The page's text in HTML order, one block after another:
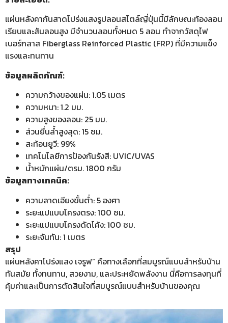
แผ่นหลังคากันสาดโปร่งแสงรูปลอนสไตล์ญี่ปุ่นนี้มีลักษณะท้องลอน
เรียบและสันลอนสูง มีจำนวนลอนทั้งหมด 5 ลอน ทำจากวัสดุไฟ
เบอร์กลาส Fiberglass Reinforced Plastic (FRP) ที่มีความแข็ง
แรงและทนทาน
ข้อมูลผลิตภัณฑ์:
ความกว้างของแผ่น: 1.05 เมตร
ความหนา: 1.2 มม.
ความสูงของลอน: 25 มม.
ส่วนยื่นล้ำสูงสุด: 15 ซม.
สะท้อนยูวี: 99%
เทคโนโลยีการป้องกันรังสี: UVIC/UVAS
น้ำหนักแผ่น/ตรม. 1800 กรัม
ข้อมูลทางเทคนิค:
ความลาดเอียงขั้นต่ำ: 5 องศา
ระยะแปแบบโครงตรง: 100 ซม.
ระยะแปแบบโครงดัดโค้ง: 100 ซม.
ระยะจันทัน: 1 เมตร
สรุป
แผ่นหลังคาโปร่งแสง เจรูฟ” คือทางเลือกที่สมบูรณ์แบบสำหรับบ้าน
ทันสมัย ทั้งทนทาน, สวยงาม, และประหยัดพลังงาน นี่คือการลงทุนที่
คุ้มค่าและเป็นการตัดสินใจที่สมบูรณ์แบบสำหรับบ้านของคุณ